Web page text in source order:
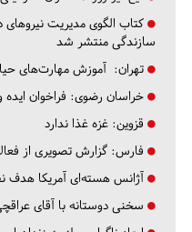
کتاب الگوی مدیریت
سازندگی منتشر شد
تهران: آموزش مهارت‌های
خراسان رضوی: فراخوان
قزوین: غزه غذا ندارد
فارس: گزارش تصویری از
آژانس هسته‌ای آمریکا هدف
سخنی دوستانه با آقای